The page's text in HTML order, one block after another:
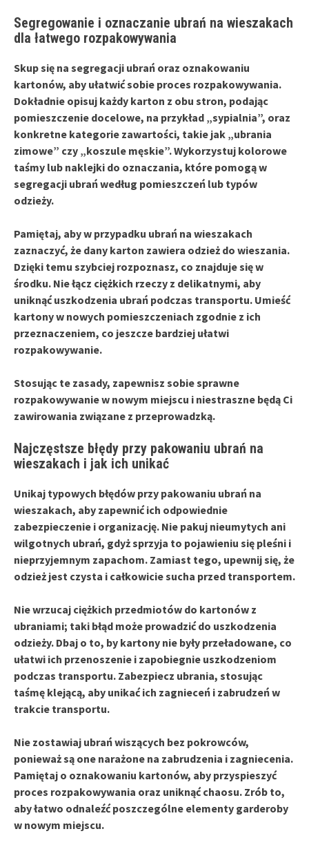
Segregowanie i oznaczanie ubrań na wieszakach
dla łatwego rozpakowywania
Skup się na segregacji ubrań oraz oznakowaniu
kartonów, aby ułatwić sobie proces rozpakowywania.
Dokładnie opisuj każdy karton z obu stron, podając
pomieszczenie docelowe, na przykład „sypialnia”, oraz
konkretne kategorie zawartości, takie jak „ubrania
zimowe” czy „koszule męskie”. Wykorzystuj kolorowe
taśmy lub naklejki do oznaczania, które pomogą w
segregacji ubrań według pomieszczeń lub typów
odzieży.
Pamiętaj, aby w przypadku ubrań na wieszakach
zaznaczyć, że dany karton zawiera odzież do wieszania.
Dzięki temu szybciej rozpoznasz, co znajduje się w
środku. Nie łącz ciężkich rzeczy z delikatnymi, aby
uniknąć uszkodzenia ubrań podczas transportu. Umieść
kartony w nowych pomieszczeniach zgodnie z ich
przeznaczeniem, co jeszcze bardziej ułatwi
rozpakowywanie.
Stosując te zasady, zapewnisz sobie sprawne
rozpakowywanie w nowym miejscu i niestraszne będą Ci
zawirowania związane z przeprowadzką.
Najczęstsze błędy przy pakowaniu ubrań na
wieszakach i jak ich unikać
Unikaj typowych błędów przy pakowaniu ubrań na
wieszakach, aby zapewnić ich odpowiednie
zabezpieczenie i organizację. Nie pakuj nieumytych ani
wilgotnych ubrań, gdyż sprzyja to pojawieniu się pleśni i
nieprzyjemnym zapachom. Zamiast tego, upewnij się, że
odzież jest czysta i całkowicie sucha przed transportem.
Nie wrzucaj ciężkich przedmiotów do kartonów z
ubraniami; taki błąd może prowadzić do uszkodzenia
odzieży. Dbaj o to, by kartony nie były przeładowane, co
ułatwi ich przenoszenie i zapobiegnie uszkodzeniom
podczas transportu. Zabezpiecz ubrania, stosując
taśmę klejącą, aby unikać ich zagnieceń i zabrudzeń w
trakcie transportu.
Nie zostawiaj ubrań wiszących bez pokrowców,
ponieważ są one narażone na zabrudzenia i zagniecenia.
Pamiętaj o oznakowaniu kartonów, aby przyspieszyć
proces rozpakowywania oraz uniknąć chaosu. Zrób to,
aby łatwo odnaleźć poszczególne elementy garderoby
w nowym miejscu.